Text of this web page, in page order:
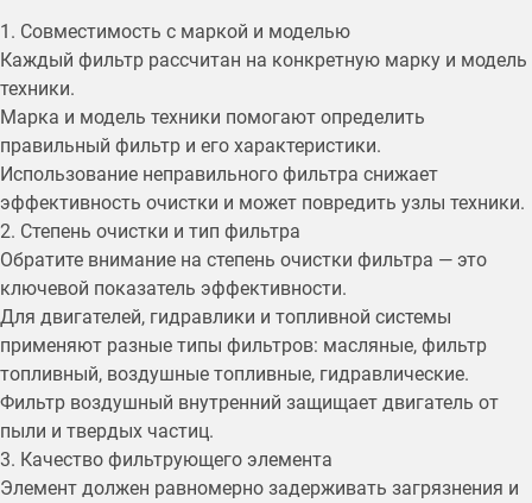
1. Совместимость с маркой и моделью
Каждый фильтр рассчитан на конкретную марку и модель
техники.
Марка и модель техники помогают определить
правильный фильтр и его характеристики.
Использование неправильного фильтра снижает
эффективность очистки и может повредить узлы техники.
2. Степень очистки и тип фильтра
Обратите внимание на степень очистки фильтра — это
ключевой показатель эффективности.
Для двигателей, гидравлики и топливной системы
применяют разные типы фильтров: масляные, фильтр
топливный, воздушные топливные, гидравлические.
Фильтр воздушный внутренний защищает двигатель от
пыли и твердых частиц.
3. Качество фильтрующего элемента
Элемент должен равномерно задерживать загрязнения и